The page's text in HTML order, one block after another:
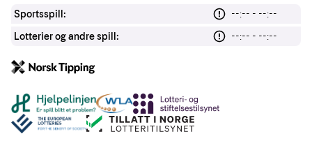
Sportsspill:
--:-- - --:--
Lotterier og andre spill:
--:-- - --:--
Andre lenker